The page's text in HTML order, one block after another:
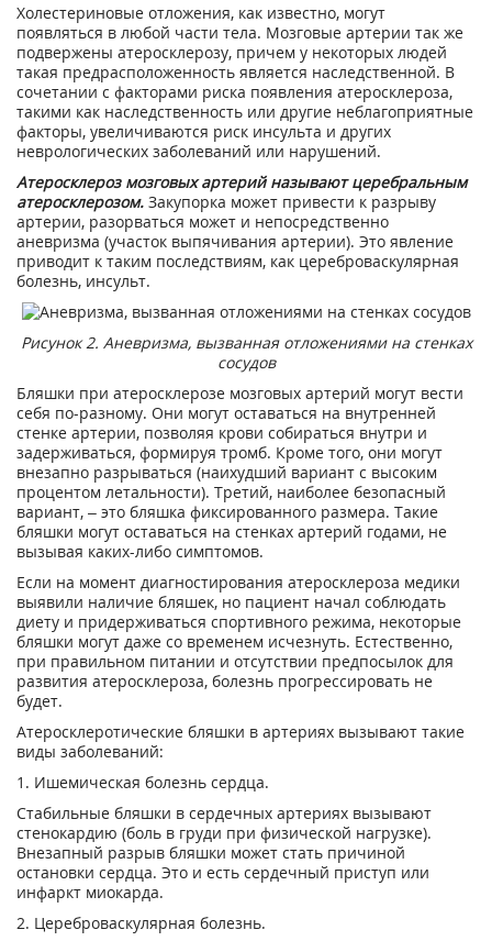
Холестериновые отложения, как известно, могут
появляться в любой части тела. Мозговые артерии так же
подвержены атеросклерозу, причем у некоторых людей
такая предрасположенность является наследственной. В
сочетании с факторами риска появления атеросклероза,
такими как наследственность или другие неблагоприятные
факторы, увеличиваются риск инсульта и других
неврологических заболеваний или нарушений.
Атеросклероз мозговых артерий называют церебральным
атеросклерозом. Закупорка может привести к разрыву
артерии, разорваться может и непосредственно
аневризма (участок выпячивания артерии). Это явление
приводит к таким последствиям, как цереброваскулярная
болезнь, инсульт.
Рисунок 2. Аневризма, вызванная отложениями на стенках
сосудов
Бляшки при атеросклерозе мозговых артерий могут вести
себя по-разному. Они могут оставаться на внутренней
стенке артерии, позволяя крови собираться внутри и
задерживаться, формируя тромб. Кроме того, они могут
внезапно разрываться (наихудший вариант с высоким
процентом летальности). Третий, наиболее безопасный
вариант, – это бляшка фиксированного размера. Такие
бляшки могут оставаться на стенках артерий годами, не
вызывая каких-либо симптомов.
Если на момент диагностирования атеросклероза медики
выявили наличие бляшек, но пациент начал соблюдать
диету и придерживаться спортивного режима, некоторые
бляшки могут даже со временем исчезнуть. Естественно,
при правильном питании и отсутствии предпосылок для
развития атеросклероза, болезнь прогрессировать не
будет.
Атеросклеротические бляшки в артериях вызывают такие
виды заболеваний:
1. Ишемическая болезнь сердца.
Стабильные бляшки в сердечных артериях вызывают
стенокардию (боль в груди при физической нагрузке).
Внезапный разрыв бляшки может стать причиной
остановки сердца. Это и есть сердечный приступ или
инфаркт миокарда.
2. Цереброваскулярная болезнь.